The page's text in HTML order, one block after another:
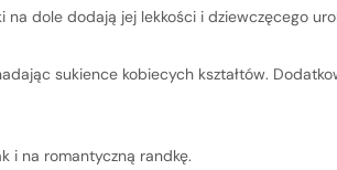
na dole dodają jej lekkości i dziewczęcego
sukience kobiecych kształtów.
i na romantyczną randkę.